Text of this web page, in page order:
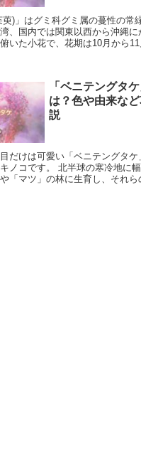
萸)」はグミ科グミ属の蔓性の常
、国内では関東以西から沖縄に
いた小花で、花期は10月から
「ベニテングタ
は？色や由来な
説
だけは可愛い「ベニテングタ
ノコです。 北半球の寒冷地に
「マツ」の林に生育し、それら